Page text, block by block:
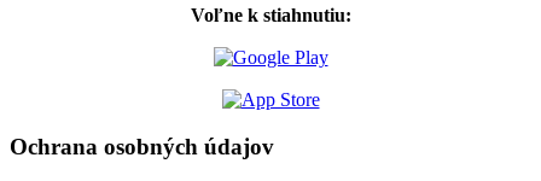
Voľne k stiahnutiu:
Ochrana osobných údajov